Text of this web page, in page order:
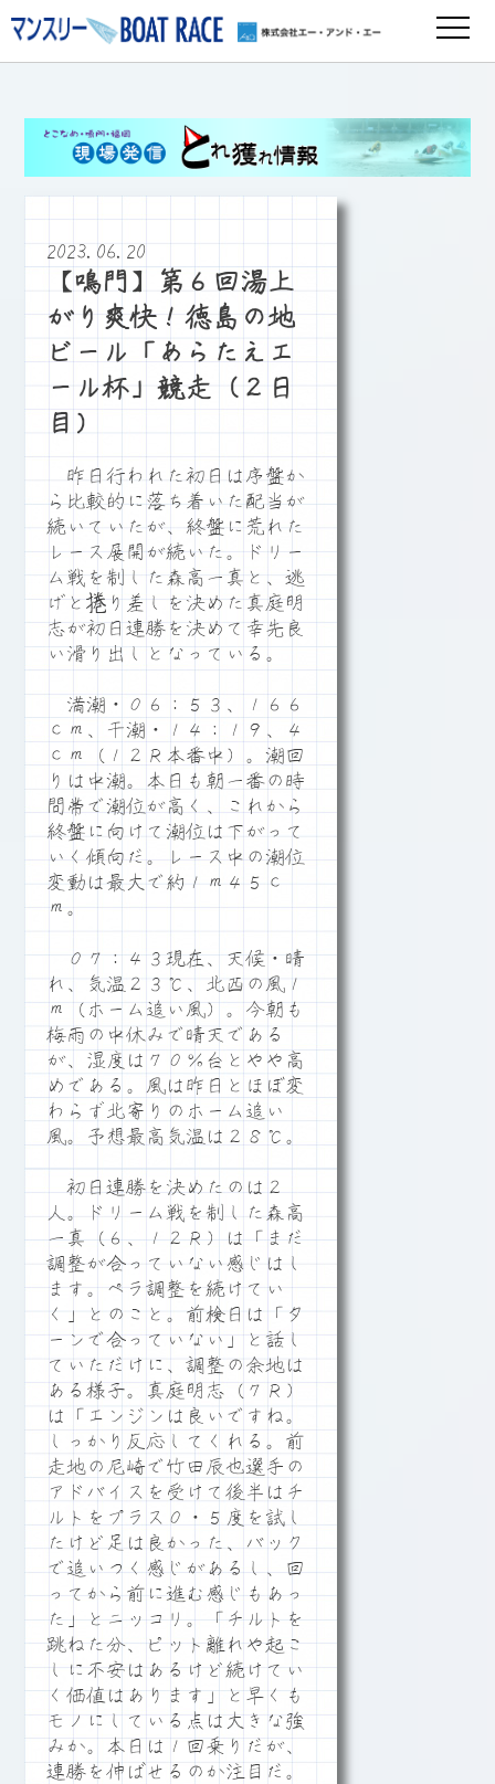
2023.06.20
【鳴門】第６回湯上
がり爽快！徳島の地
ビール「あらたえエ
ール杯」競走（２日
目）
昨日行われた初日は序盤か
ら比較的に落ち着いた配当が
続いていたが、終盤に荒れた
レース展開が続いた。ドリー
ム戦を制した森高一真と、逃
げと捲り差しを決めた真庭明
志が初日連勝を決めて幸先良
い滑り出しとなっている。
満潮・０６：５３、１６６
ｃｍ、干潮・１４：１９、４
ｃｍ（１２Ｒ本番中）。潮回
りは中潮。本日も朝一番の時
間帯で潮位が高く、これから
終盤に向けて潮位は下がって
いく傾向だ。レース中の潮位
変動は最大で約１ｍ４５ｃ
ｍ。
０７：４３現在、天候・晴
れ、気温２３℃、北西の風１
ｍ（ホーム追い風）。今朝も
梅雨の中休みで晴天である
が、湿度は７０％台とやや高
めである。風は昨日とほぼ変
わらず北寄りのホーム追い
風。予想最高気温は２８℃。
初日連勝を決めたのは２
人。ドリーム戦を制した森高
一真（６、１２Ｒ）は「まだ
調整が合っていない感じはし
ます。ペラ調整を続けてい
く」とのこと。前検日は「タ
ーンで合っていない」と話し
ていただけに、調整の余地は
ある様子。真庭明志（７Ｒ）
は「エンジンは良いですね。
しっかり反応してくれる。前
走地の尼崎で竹田辰也選手の
アドバイスを受けて後半はチ
ルトをプラス０・５度を試し
たけど足は良かった、バック
で追いつく感じがあるし、回
ってから前に進む感じもあっ
た」とニッコリ。「チルトを
跳ねた分、ピット離れや起こ
しに不安はあるけど続けてい
く価値はあります」と早くも
モノにしている点は大きな強
みか。本日は１回乗りだが、
連勝を伸ばせるのか注目だ。